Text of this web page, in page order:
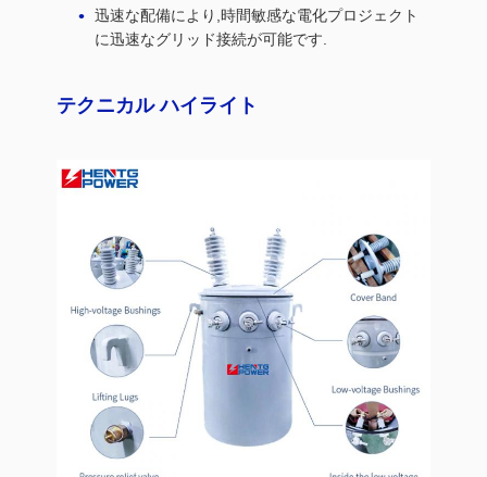
迅速な配備により,時間敏感な電化プロジェクト
に迅速なグリッド接続が可能です.
テクニカル ハイライト